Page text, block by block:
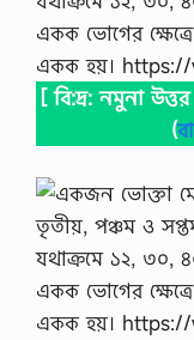
[ বি:দ্র: নমুনা
(